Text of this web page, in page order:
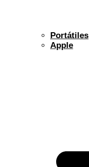
Portátiles
Apple